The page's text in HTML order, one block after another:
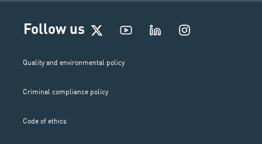
Follow us
I
n
Quality and environmental policy
Criminal compliance policy
Code of ethics